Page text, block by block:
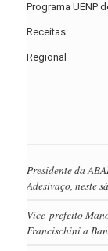
Programa UENP
Receitas
Regional
Presidente da
Adesivaço, neste
Vice-prefeito
Francischini a